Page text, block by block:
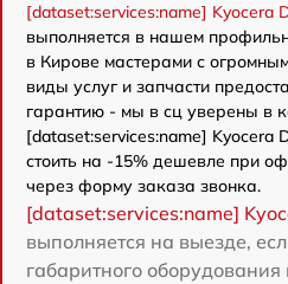
[dataset:services:name] Kyocera
выполняется в нашем
в Кирове мастерами с
виды услуг и запчасти
гарантию - мы в сц уверены в
[dataset:services:name] Kyocera
стоить на -15% дешевле при
через форму заказа звонка.
[dataset:services:name]
выполняется на выезде,
габаритного